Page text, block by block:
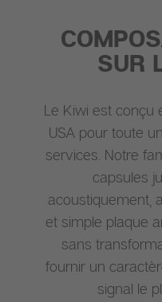
SUR
Le Kiwi est conçu
USA pour toute
services. Notre
capsules
acoustiquement,
et simple plaque
sans
fournir un
signal le